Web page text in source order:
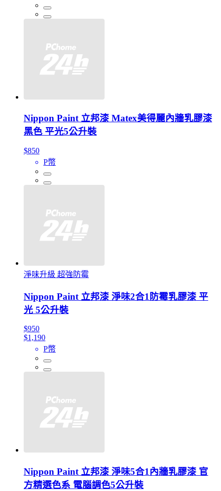
Nippon Paint 立邦漆 Matex美得麗內牆乳膠漆
黑色 平光5公升裝
$850
P幣
淨味升級 超強防霉
Nippon Paint 立邦漆 淨味2合1防霉乳膠漆 平
光 5公升裝
$950
$1,190
P幣
Nippon Paint 立邦漆 淨味5合1內牆乳膠漆 官
方精選色系 電腦調色5公升裝